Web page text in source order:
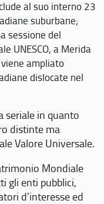
al suo interno 23
suburbane;
sessione del
UNESCO, a Merida
ampliato
dislocate nel
seriale in quanto
distinte ma
Valore Universale.
Mondiale
gli enti pubblici,
d’interesse ed